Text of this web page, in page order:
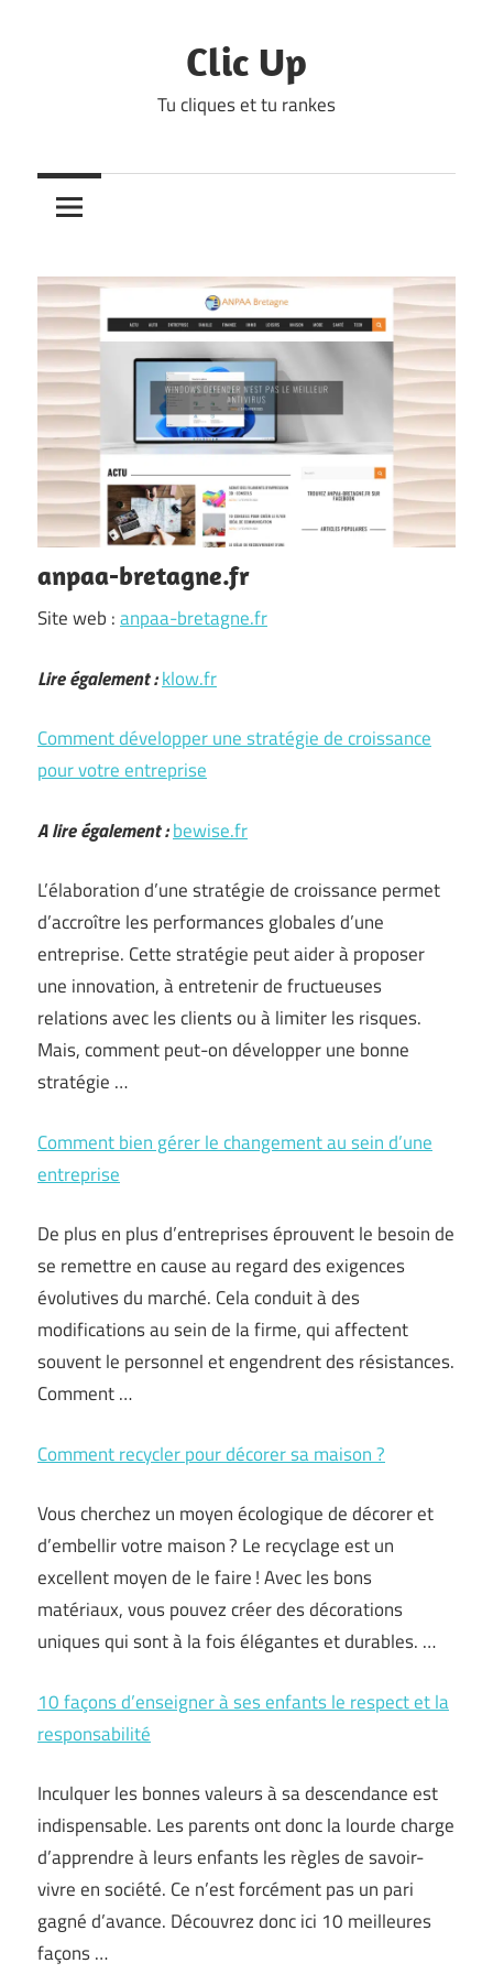
Clic Up
Tu cliques et tu rankes
anpaa-bretagne.fr
Site web :anpaa-bretagne.fr
Lire également :klow.fr
Comment développer une stratégie de croissance
pour votre entreprise
A lire également :bewise.fr
L’élaboration d’une stratégie de croissance permet
d’accroître les performances globales d’une
entreprise. Cette stratégie peut aider à proposer
une innovation, à entretenir de fructueuses
relations avec les clients ou à limiter les risques.
Mais, comment peut-on développer une bonne
stratégie …
Comment bien gérer le changement au sein d’une
entreprise
De plus en plus d’entreprises éprouvent le besoin de
se remettre en cause au regard des exigences
évolutives du marché. Cela conduit à des
modifications au sein de la firme, qui affectent
souvent le personnel et engendrent des résistances.
Comment …
Comment recycler pour décorer sa maison ?
Vous cherchez un moyen écologique de décorer et
d’embellir votre maison ? Le recyclage est un
excellent moyen de le faire ! Avec les bons
matériaux, vous pouvez créer des décorations
uniques qui sont à la fois élégantes et durables. …
10 façons d’enseigner à ses enfants le respect et la
responsabilité
Inculquer les bonnes valeurs à sa descendance est
indispensable. Les parents ont donc la lourde charge
d’apprendre à leurs enfants les règles de savoir-
vivre en société. Ce n’est forcément pas un pari
gagné d’avance. Découvrez donc ici 10 meilleures
façons …